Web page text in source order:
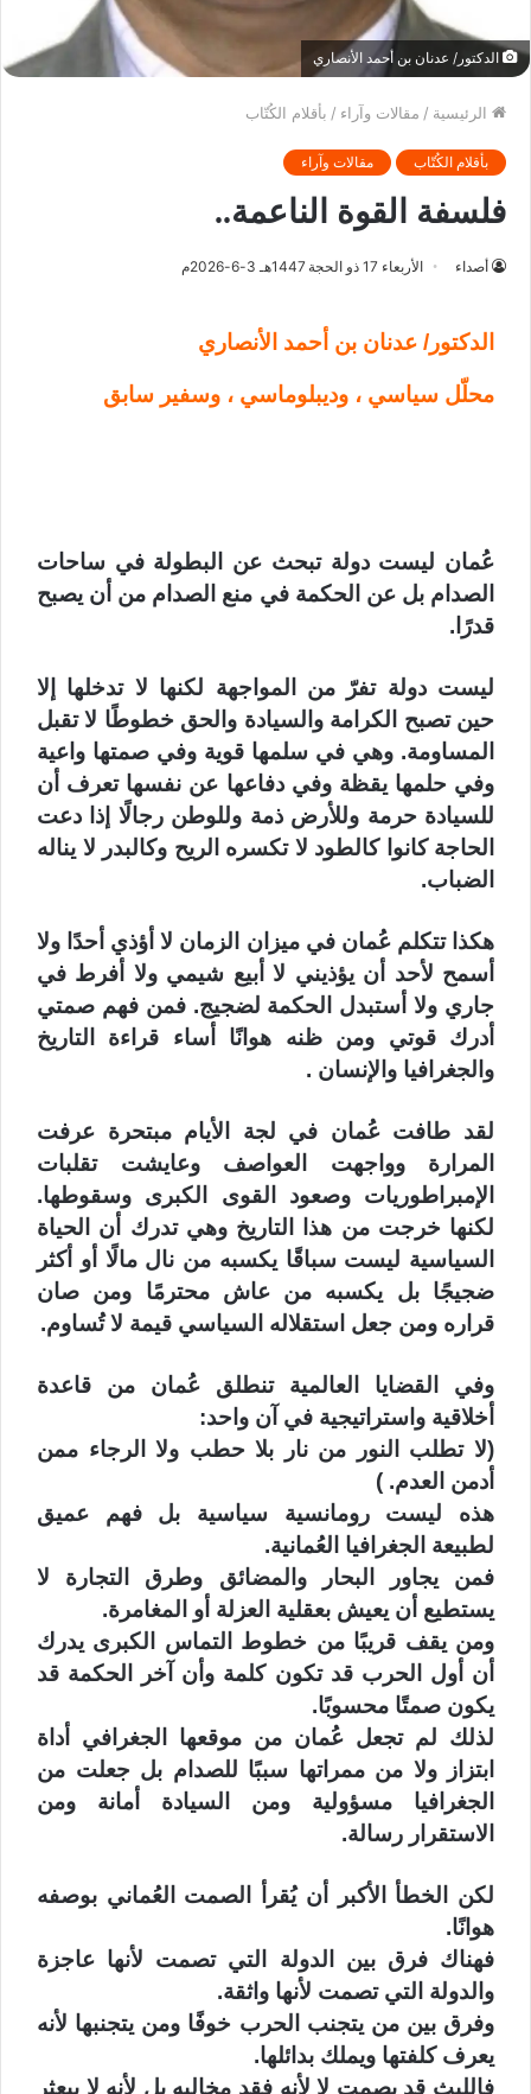
الدكتور/ عدنان بن أحمد الأنصاري
الرئيسية / مقالات وآراء / بأقلام الكُتّاب
بأقلام الكُتّاب مقالات وآراء
‏فلسفة القوة الناعمة..
أصداء الأربعاء 17 ذو الحجة 1447هـ 3-6-2026م
الدكتور/ عدنان بن أحمد الأنصاري
محلّل سياسي ، وديبلوماسي ، وسفير سابق
‏عُمان ليست دولة تبحث عن البطولة في ساحات
الصدام بل عن الحكمة في منع الصدام من أن يصبح
قدرًا.
‏ليست دولة تفرّ من المواجهة لكنها لا تدخلها إلا
حين تصبح الكرامة والسيادة والحق خطوطًا لا تقبل
المساومة. ‏وهي في سلمها قوية وفي صمتها واعية
وفي حلمها يقظة وفي دفاعها عن نفسها تعرف أن
للسيادة حرمة وللأرض ذمة وللوطن رجالًا إذا دعت
الحاجة كانوا كالطود لا تكسره الريح وكالبدر لا يناله
الضباب.
‏هكذا تتكلم عُمان في ميزان الزمان لا أؤذي أحدًا ولا
أسمح لأحد أن يؤذيني لا أبيع شيمي ولا أفرط في
جاري ولا أستبدل الحكمة لضجيج.‏فمن فهم صمتي
أدرك قوتي ومن ظنه هوانًا أساء قراءة التاريخ
والجغرافيا والإنسان .
‏لقد طافت عُمان في لجة الأيام مبتحرة عرفت
المرارة وواجهت العواصف وعايشت تقلبات
الإمبراطوريات وصعود القوى الكبرى وسقوطها.
‏لكنها خرجت من هذا التاريخ وهي تدرك أن الحياة
السياسية ليست سباقًا يكسبه من نال مالًا أو أكثر
ضجيجًا بل يكسبه من عاش محترمًا ومن صان
قراره ومن جعل استقلاله السياسي قيمة لا تُساوم.
‏وفي القضايا العالمية تنطلق عُمان من قاعدة
أخلاقية واستراتيجية في آن واحد:
‏(لا تطلب النور من نار بلا حطب ولا الرجاء ممن
أدمن العدم. )
‏هذه ليست رومانسية سياسية بل فهم عميق
لطبيعة الجغرافيا العُمانية.
‏فمن يجاور البحار والمضائق وطرق التجارة لا
يستطيع أن يعيش بعقلية العزلة أو المغامرة.
‏ومن يقف قريبًا من خطوط التماس الكبرى يدرك
أن أول الحرب قد تكون كلمة وأن آخر الحكمة قد
يكون صمتًا محسوبًا.
‏لذلك لم تجعل عُمان من موقعها الجغرافي أداة
ابتزاز ولا من ممراتها سببًا للصدام بل جعلت من
الجغرافيا مسؤولية ومن السيادة أمانة ومن
الاستقرار رسالة.
‏لكن الخطأ الأكبر أن يُقرأ الصمت العُماني بوصفه
هوانًا.
‏فهناك فرق بين الدولة التي تصمت لأنها عاجزة
والدولة التي تصمت لأنها واثقة.
‏وفرق بين من يتجنب الحرب خوفًا ومن يتجنبها لأنه
يعرف كلفتها ويملك بدائلها.
‏فالليث قد يصمت لا لأنه فقد مخالبه بل لأنه لا يبعثر